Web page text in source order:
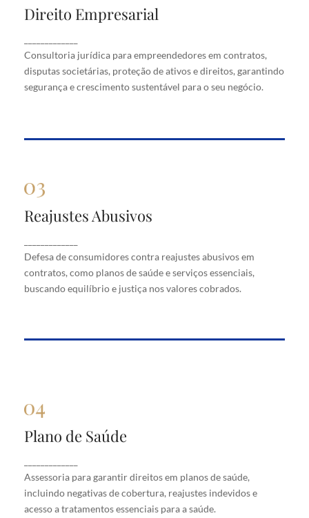
Direito Empresarial
Consultoria jurídica para empreendedores em contratos,
disputas societárias, proteção de ativos e direitos, garantindo
segurança e crescimento sustentável para o seu negócio.
Direito Empresarial
contratos, disputas societárias, proteção de ativos
e direitos, garantindo segurança e crescimento
sustentável para o seu negócio.
Reajustes Abusivos
Defesa de consumidores contra reajustes abusivos em
contratos, como planos de saúde e serviços essenciais,
buscando equilíbrio e justiça nos valores cobrados.
Reajustes Abusivos
em contratos, como planos de saúde e serviços
essenciais, buscando equilíbrio e justiça nos valores
cobrados.
Plano de Saúde
Assessoria para garantir direitos em planos de saúde,
incluindo negativas de cobertura, reajustes indevidos e
acesso a tratamentos essenciais para a saúde.
Plano de Saúde
saúde, incluindo negativas de cobertura, reajustes
indevidos e acesso a tratamentos essenciais para a
saúde.